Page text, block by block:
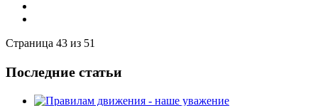
Страница 43 из 51
Последние статьи